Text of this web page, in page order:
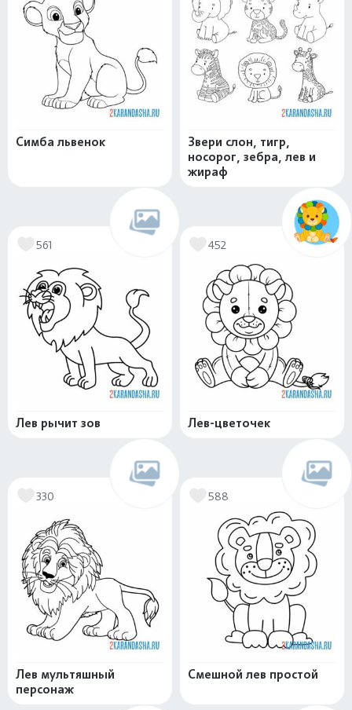
Симба львенок
Звери слон, тигр,
носорог, зебра, лев и
жираф
561
Лев рычит зов
452
Лев-цветочек
330
Лев мультяшный
персонаж
588
Смешной лев простой